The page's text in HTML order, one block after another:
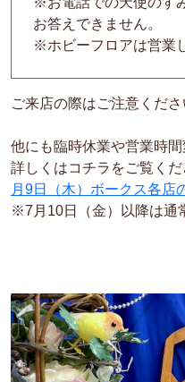
お答えできません。
※ホビーフロアは営業
ご来店の際はご注意くださ
他にも臨時休業や営業時間
詳しくはコチラをご覧く
月9日（木）ボークス各店
※7月10日（金）以降は通